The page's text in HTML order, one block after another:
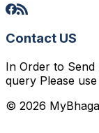
Contact US
In Order to
query Please use
© 2026